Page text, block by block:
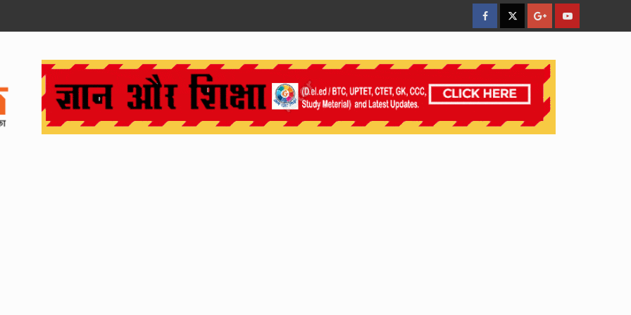
facebookTwitterGoogleYouTube